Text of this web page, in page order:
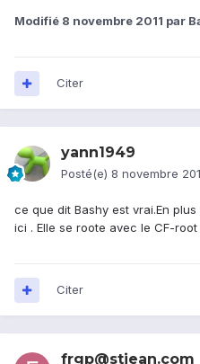
Modifié 8 novembre 2011 par
Citer
yann1949
Posté(e) 8 novembre
ce que dit Bashy est vrai.En
ici . Elle se roote avec le CF-
Citer
frgp@stjean.com